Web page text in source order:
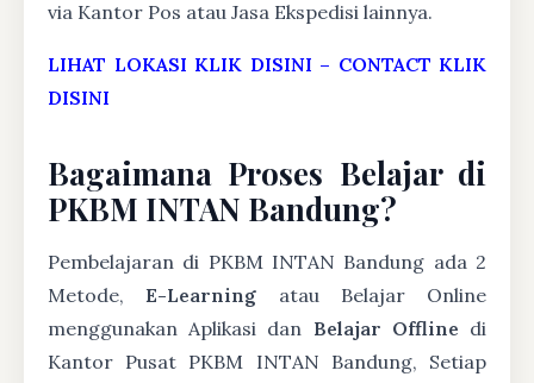
via Kantor Pos atau Jasa Ekspedisi lainnya.
LIHAT LOKASI KLIK DISINI – CONTACT KLIK
DISINI
Bagaimana Proses Belajar di
PKBM INTAN Bandung?
Pembelajaran di PKBM INTAN Bandung ada 2
Metode,E-Learning atau Belajar Online
menggunakan Aplikasi dan Belajar Offline di
Kantor Pusat PKBM INTAN Bandung, Setiap